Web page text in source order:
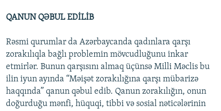
QANUN QƏBUL EDİLİB
Rəsmi qurumlar da Azərbaycanda qadınlara qarşı
zorakılıqla bağlı problemin mövcudluğunu inkar
etmirlər. Bunun qarşısını almaq üçünsə Milli Məclis bu
ilin iyun ayında “Məişət zorakılığına qarşı mübarizə
haqqında” qanun qəbul edib. Qanun zorakılığın, onun
doğurduğu mənfi, hüquqi, tibbi və sosial nəticələrinin